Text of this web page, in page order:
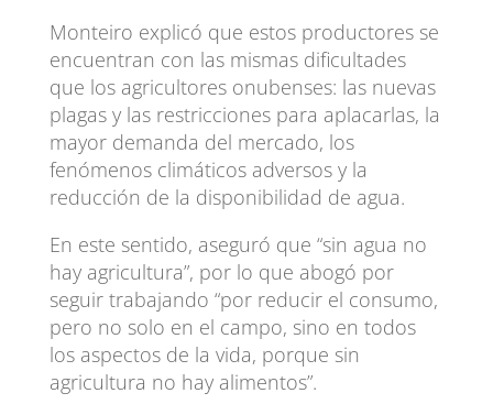
Monteiro explicó que estos productores se
encuentran con las mismas dificultades
que los agricultores onubenses: las nuevas
plagas y las restricciones para aplacarlas, la
mayor demanda del mercado, los
fenómenos climáticos adversos y la
reducción de la disponibilidad de agua.
En este sentido, aseguró que “sin agua no
hay agricultura”, por lo que abogó por
seguir trabajando “por reducir el consumo,
pero no solo en el campo, sino en todos
los aspectos de la vida, porque sin
agricultura no hay alimentos”.